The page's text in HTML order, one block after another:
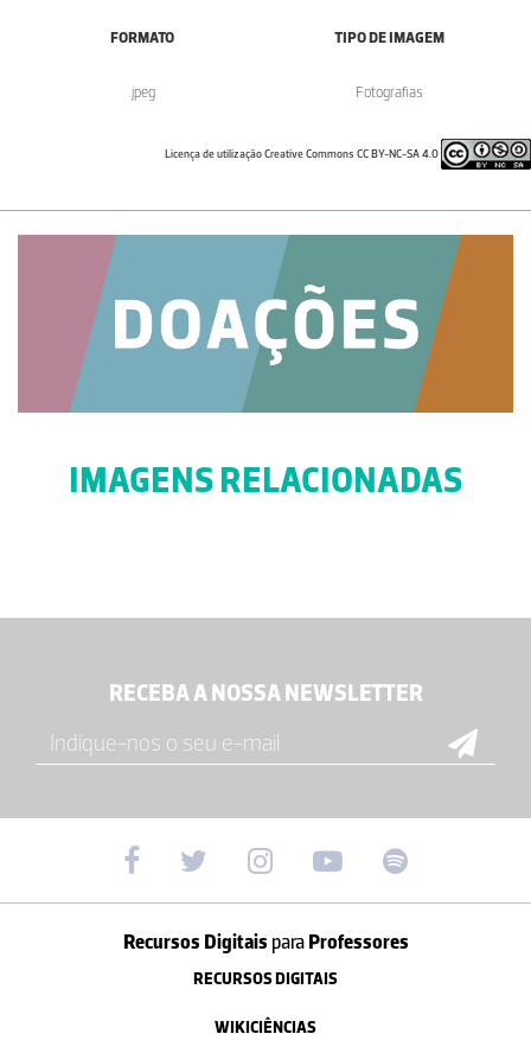
FORMATO
.jpeg
TIPO DE IMAGEM
Fotografias
Licença de utilização Creative Commons CC BY-NC-SA 4.0
IMAGENS RELACIONADAS
RECEBA A NOSSA NEWSLETTER
Recursos Digitais paraProfessores
RECURSOS DIGITAIS
WIKICIÊNCIAS